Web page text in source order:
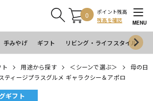
0
ポイント残高
残高を確認
MENU
手みやげ ギフト リビング・ライフスタイル
用途から探す ＜シーンで選ぶ＞
母の日
ティージプラスグルメ ギャラクシー＆アポロ
ギフト